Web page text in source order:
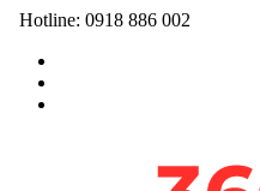
Hotline: 0918 886 002